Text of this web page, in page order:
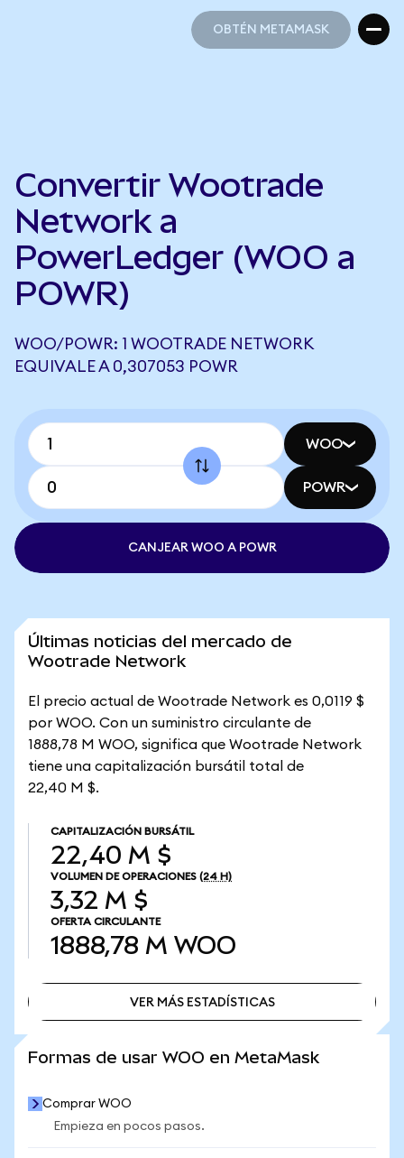
OBTÉN METAMASK
Convertir Wootrade
Network a
PowerLedger (WOO a
POWR)
WOO/POWR: 1 WOOTRADE NETWORK
EQUIVALE A 0,307053 POWR
WOO
POWR
CANJEAR WOO A POWR
Últimas noticias del mercado de
Wootrade Network
El precio actual de Wootrade Network es 0,0119 $
por WOO. Con un suministro circulante de
1888,78 M WOO, significa que Wootrade Network
tiene una capitalización bursátil total de
22,40 M $.
CAPITALIZACIÓN BURSÁTIL
22,40 M $
VOLUMEN DE OPERACIONES (24 H)
3,32 M $
OFERTA CIRCULANTE
1888,78 M WOO
VER MÁS ESTADÍSTICAS
Formas de usar WOO en MetaMask
Comprar WOO
Empieza en pocos pasos.